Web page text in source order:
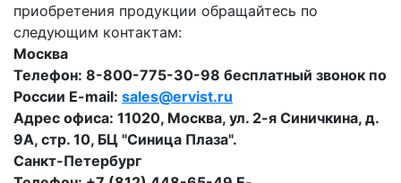
приобретения продукции обращайтесь по
следующим контактам:
Москва
Телефон: 8-800-775-30-98 бесплатный звонок по
России E-mail: sales@ervist.ru
Адрес офиса: 11020, Москва, ул. 2-я Синичкина, д.
9А, стр. 10, БЦ "Синица Плаза".
Санкт-Петербург